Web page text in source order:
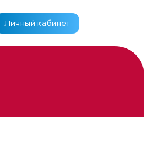
Личный кабинет